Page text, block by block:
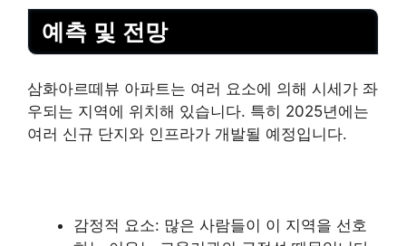
예측 및 전망
삼화아르떼뷰 아파트는 여러 요소에 의해 시세가 좌
우되는 지역에 위치해 있습니다. 특히 2025년에는
여러 신규 단지와 인프라가 개발될 예정입니다.
감정적 요소: 많은 사람들이 이 지역을 선호